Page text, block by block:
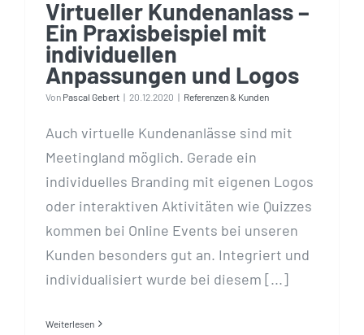
Virtueller Kundenanlass –
Ein Praxisbeispiel mit
individuellen
Anpassungen und Logos
Von Pascal Gebert | 20.12.2020 | Referenzen & Kunden
Auch virtuelle Kundenanlässe sind mit
Meetingland möglich. Gerade ein
individuelles Branding mit eigenen Logos
oder interaktiven Aktivitäten wie Quizzes
kommen bei Online Events bei unseren
Kunden besonders gut an. Integriert und
individualisiert wurde bei diesem [...]
Weiterlesen